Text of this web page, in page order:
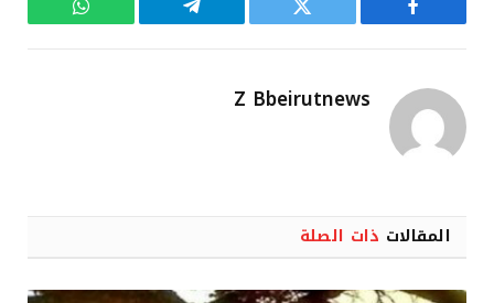
فيسبوك تويتر تيلقرام واتساب
Z Bbeirutnews
المقالات ذات الصلة